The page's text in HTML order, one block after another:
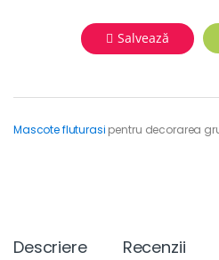
Salvează
Mascote fluturasi pentru decorarea
Descriere Recenzii